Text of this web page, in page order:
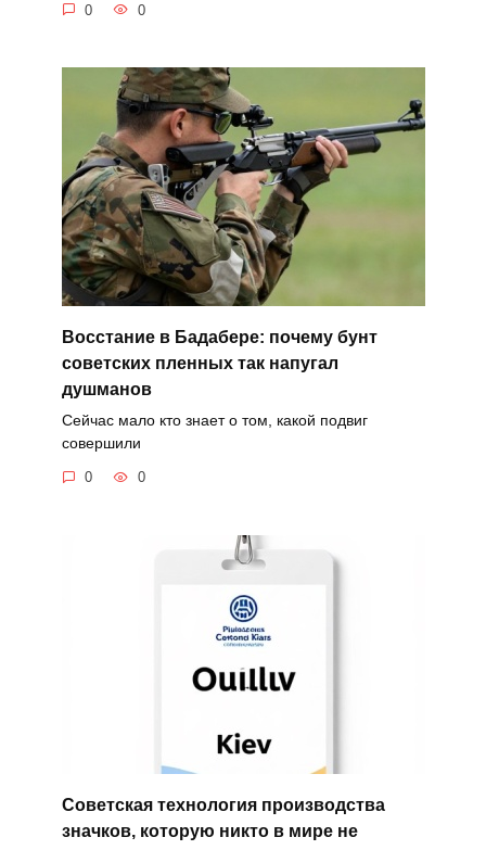
0 0
Восстание в Бадабере: почему бунт
советских пленных так напугал
душманов
Сейчас мало кто знает о том, какой подвиг
совершили
0 0
Советская технология производства
значков, которую никто в мире не